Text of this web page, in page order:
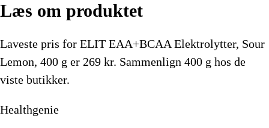
Læs om produktet
Laveste pris for ELIT EAA+BCAA Elektrolytter, Sour
Lemon, 400 g er 269 kr. Sammenlign 400 g hos de
viste butikker.
Healthgenie